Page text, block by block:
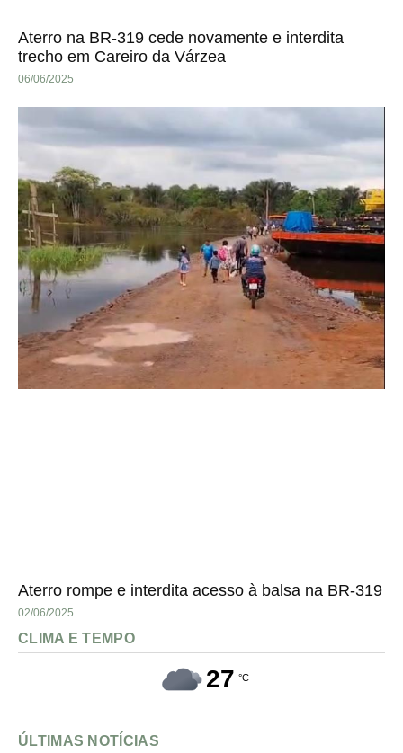
Aterro na BR-319 cede novamente e interdita
trecho em Careiro da Várzea
06/06/2025
Aterro rompe e interdita acesso à balsa na BR-319
02/06/2025
CLIMA E TEMPO
27 °C
ÚLTIMAS NOTÍCIAS